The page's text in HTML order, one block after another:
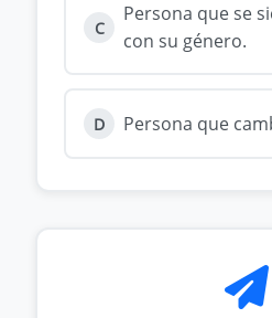
C
Persona que se
con su género.
D Persona que